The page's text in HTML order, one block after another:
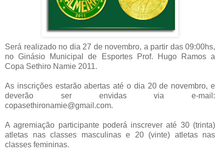
Será realizado no dia 27 de novembro, a partir das 09:00hs,
no Ginásio Municipal de Esportes Prof. Hugo Ramos a
Copa Sethiro Namie 2011.
As inscrições estarão abertas até o dia 20 de novembro, e
deverão ser envidas via e-mail:
copasethironamie@gmail.com.
A agremiação participante poderá inscrever até 30 (trinta)
atletas nas classes masculinas e 20 (vinte) atletas nas
classes femininas.